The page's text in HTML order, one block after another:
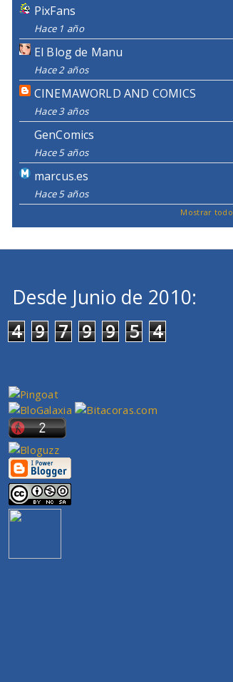
PixFans
Hace 1 año
El Blog de Manu
Hace 2 años
CINEMAWORLD AND COMICS
Hace 3 años
GenComics
Hace 5 años
marcus.es
Hace 5 años
Mostrar todo
Desde Junio de 2010:
4 9 7 9 9 5 4